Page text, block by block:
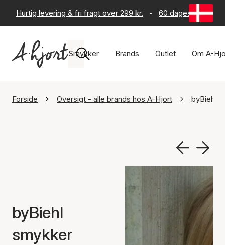
Hurtig levering & fri fragt over 299 kr. - 60 dages returret
Smykker Brands Outlet Om A-
Forside Oversigt - alle brands hos A-Hjort byBiehl
byBiehl
smykker